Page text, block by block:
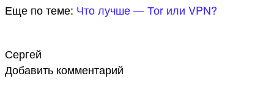
Еще по теме: Что лучше — Тоr или VPN?
Сергей
Добавить комментарий